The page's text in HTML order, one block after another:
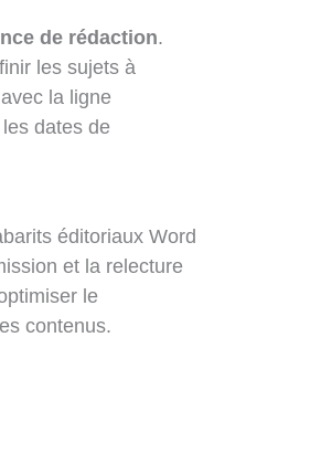
de rédaction.
les sujets à
la ligne
dates de
éditoriaux Word
et la relecture
le
contenus.